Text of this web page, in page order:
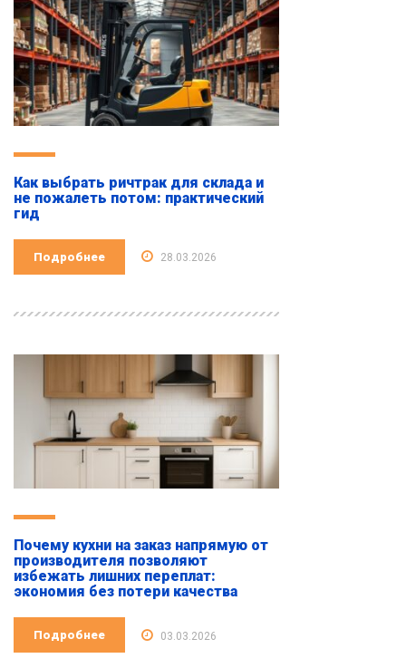
Как выбрать ричтрак для склада и
не пожалеть потом: практический
гид
Подробнее 28.03.2026
Почему кухни на заказ напрямую от
производителя позволяют
избежать лишних переплат:
экономия без потери качества
Подробнее 03.03.2026